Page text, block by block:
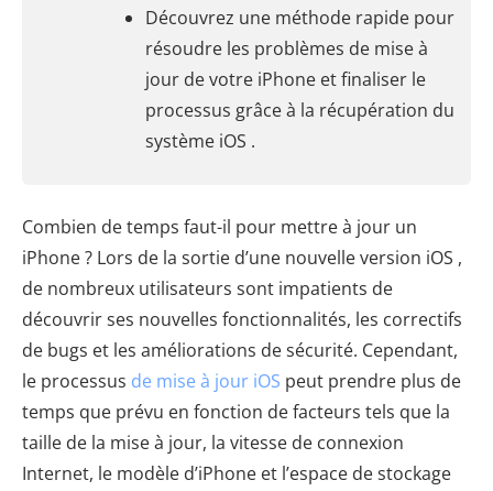
Découvrez une méthode rapide pour
résoudre les problèmes de mise à
jour de votre iPhone et finaliser le
processus grâce à la récupération du
système iOS .
Combien de temps faut-il pour mettre à jour un
iPhone ? Lors de la sortie d’une nouvelle version iOS ,
de nombreux utilisateurs sont impatients de
découvrir ses nouvelles fonctionnalités, les correctifs
de bugs et les améliorations de sécurité. Cependant,
le processus de mise à jour iOS peut prendre plus de
temps que prévu en fonction de facteurs tels que la
taille de la mise à jour, la vitesse de connexion
Internet, le modèle d’iPhone et l’espace de stockage